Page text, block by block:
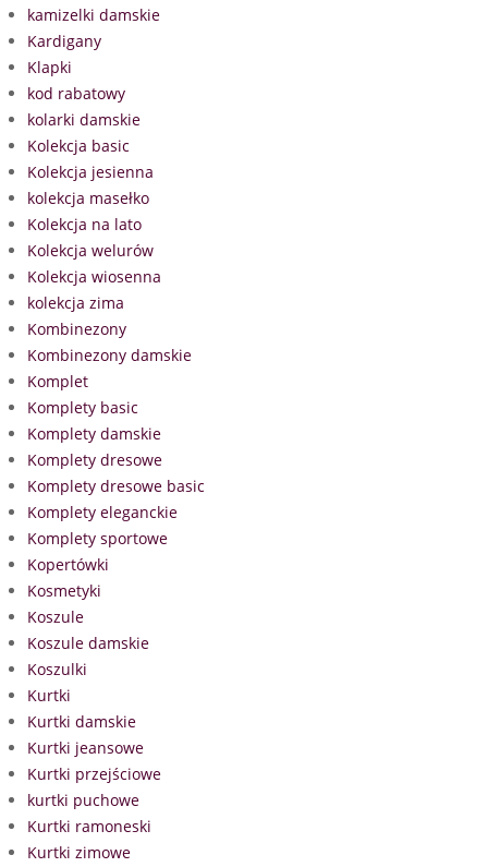
kamizelki damskie
Kardigany
Klapki
kod rabatowy
kolarki damskie
Kolekcja basic
Kolekcja jesienna
kolekcja masełko
Kolekcja na lato
Kolekcja welurów
Kolekcja wiosenna
kolekcja zima
Kombinezony
Kombinezony damskie
Komplet
Komplety basic
Komplety damskie
Komplety dresowe
Komplety dresowe basic
Komplety eleganckie
Komplety sportowe
Kopertówki
Kosmetyki
Koszule
Koszule damskie
Koszulki
Kurtki
Kurtki damskie
Kurtki jeansowe
Kurtki przejściowe
kurtki puchowe
Kurtki ramoneski
Kurtki zimowe